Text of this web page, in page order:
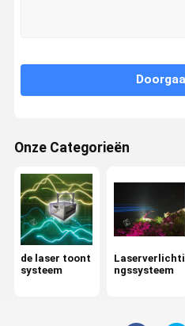
de laser toont systeem
Laserverlichtingssysteem
Verlichting voor cultuur en
Verlichting van de
Onze Categorieën
de laser toont
systeem
Laserverlichti
ngssysteem